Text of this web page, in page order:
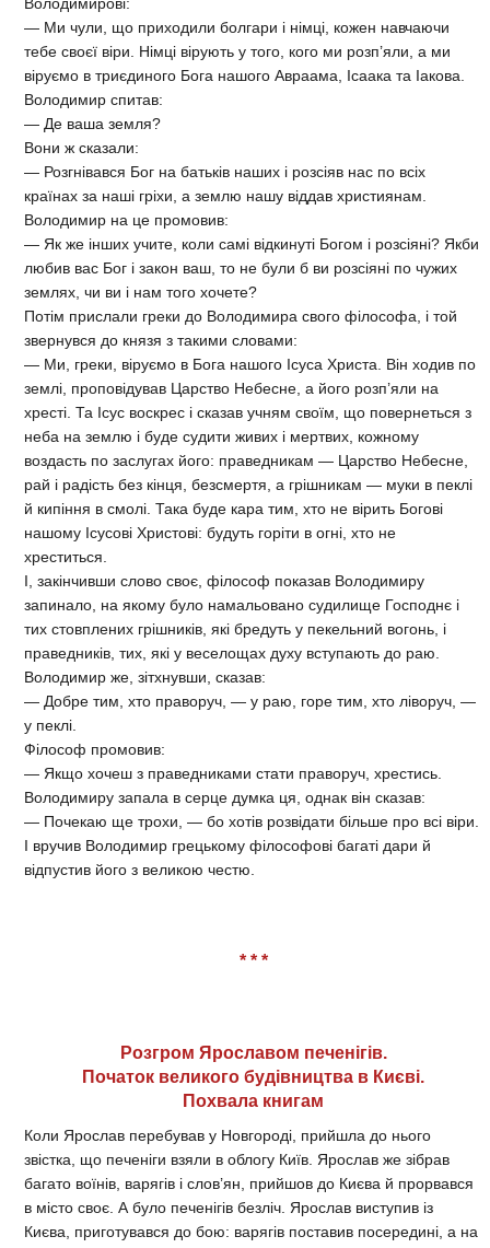
— Ми чули, що приходили болгари і німці, кожен навчаючи
тебе своєї віри. Німці вірують у того, кого ми розп’яли, а ми
віруємо в триєдиного Бога нашого Авраама, Ісаака та Іакова.
Володимир спитав:
— Де ваша земля?
Вони ж сказали:
— Розгнівався Бог на батьків наших і розсіяв нас по всіх
країнах за наші гріхи, а землю нашу віддав християнам.
Володимир на це промовив:
— Як же інших учите, коли самі відкинуті Богом і розсіяні? Якби
любив вас Бог і закон ваш, то не були б ви розсіяні по чужих
землях, чи ви і нам того хочете?
Потім прислали греки до Володимира свого філософа, і той
звернувся до князя з такими словами:
— Ми, греки, віруємо в Бога нашого Ісуса Христа. Він ходив по
землі, проповідував Царство Небесне, а його розп’яли на
хресті. Та Ісус воскрес і сказав учням своїм, що повернеться з
неба на землю і буде судити живих і мертвих, кожному
воздасть по заслугах його: праведникам — Царство Небесне,
рай і радість без кінця, безсмертя, а грішникам — муки в пеклі
й кипіння в смолі. Така буде кара тим, хто не вірить Богові
нашому Ісусові Христові: будуть горіти в огні, хто не
хреститься.
І, закінчивши слово своє, філософ показав Володимиру
запинало, на якому було намальовано судилище Господнє і
тих стовплених грішників, які бредуть у пекельний вогонь, і
праведників, тих, які у веселощах духу вступають до раю.
Володимир же, зітхнувши, сказав:
— Добре тим, хто праворуч, — у раю, горе тим, хто ліворуч, —
у пеклі.
Філософ промовив:
— Якщо хочеш з праведниками стати праворуч, хрестись.
Володимиру запала в серце думка ця, однак він сказав:
— Почекаю ще трохи, — бо хотів розвідати більше про всі віри.
І вручив Володимир грецькому філософові багаті дари й
відпустив його з великою честю.
* * *
Розгром Ярославом печенігів.
Початок великого будівництва в Києві.
Похвала книгам
Коли Ярослав перебував у Новгороді, прийшла до нього
звістка, що печеніги взяли в облогу Київ. Ярослав же зібрав
багато воїнів, варягів і слов’ян, прийшов до Києва й прорвався
в місто своє. А було печенігів безліч. Ярослав виступив із
Києва, приготувався до бою: варягів поставив посередині, а на